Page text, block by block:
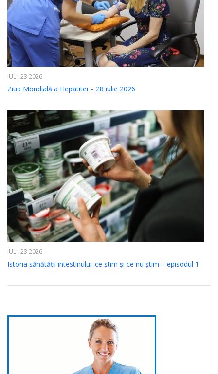
IUL., 23 2026
Ziua Mondială a Hepatitei – 28 iulie 2026
IUL., 23 2026
Istoria sănătății intestinului: ce știm și ce nu știm – episodul 1